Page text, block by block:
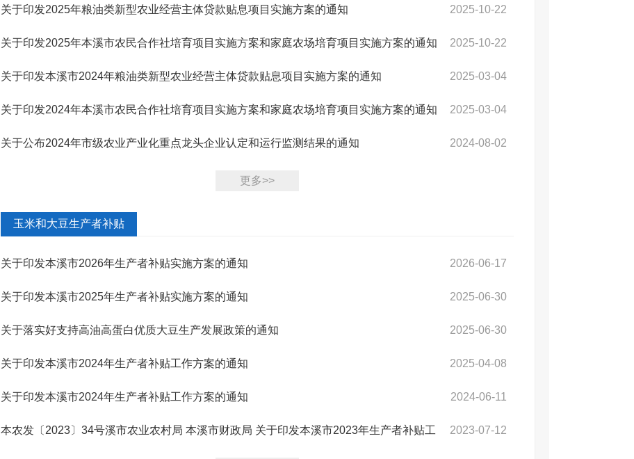
2025-10-22
关于印发2025年粮油类新型农业经营主体贷款贴息项目实施方案的通知
2025-10-22
关于印发2025年本溪市农民合作社培育项目实施方案和家庭农场培育项目实施方案的通知
2025-03-04
关于印发本溪市2024年粮油类新型农业经营主体贷款贴息项目实施方案的通知
2025-03-04
关于印发2024年本溪市农民合作社培育项目实施方案和家庭农场培育项目实施方案的通知
2024-08-02
关于公布2024年市级农业产业化重点龙头企业认定和运行监测结果的通知
更多>>
玉米和大豆生产者补贴
2026-06-17
关于印发本溪市2026年生产者补贴实施方案的通知
2025-06-30
关于印发本溪市2025年生产者补贴实施方案的通知
2025-06-30
关于落实好支持高油高蛋白优质大豆生产发展政策的通知
2025-04-08
关于印发本溪市2024年生产者补贴工作方案的通知
2024-06-11
关于印发本溪市2024年生产者补贴工作方案的通知
2023-07-12
本农发〔2023〕34号溪市农业农村局 本溪市财政局 关于印发本溪市2023年生产者补贴工